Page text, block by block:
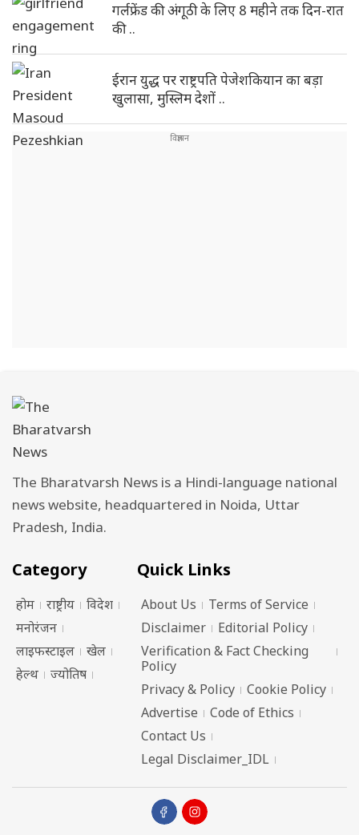
गर्लफ्रेंड की अंगूठी के लिए 8 महीने तक दिन-रात
की ..
ईरान युद्ध पर राष्ट्रपति पेजेशकियान का बड़ा
खुलासा, मुस्लिम देशों ..
The Bharatvarsh News is a Hindi-language national
news website, headquartered in Noida, Uttar
Pradesh, India.
Category
होम राष्ट्रीय
विदेश
मनोरंजन
लाइफस्टाइल
खेल
हेल्थ
ज्योतिष
Quick Links
About Us
Terms of Service
Disclaimer
Editorial Policy
Verification & Fact Checking
Policy
Privacy & Policy
Cookie Policy
Advertise
Code of Ethics
Contact Us
Legal Disclaimer_IDL